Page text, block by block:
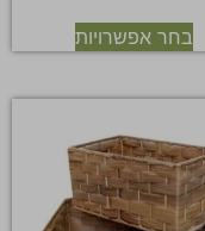
בחר אפשרויות